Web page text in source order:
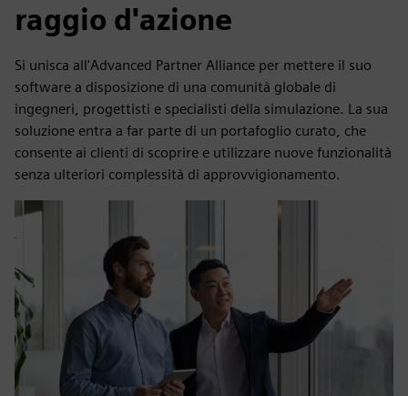
raggio d'azione
Si unisca all'Advanced Partner Alliance per mettere il suo
software a disposizione di una comunità globale di
ingegneri, progettisti e specialisti della simulazione. La sua
soluzione entra a far parte di un portafoglio curato, che
consente ai clienti di scoprire e utilizzare nuove funzionalità
senza ulteriori complessità di approvvigionamento.